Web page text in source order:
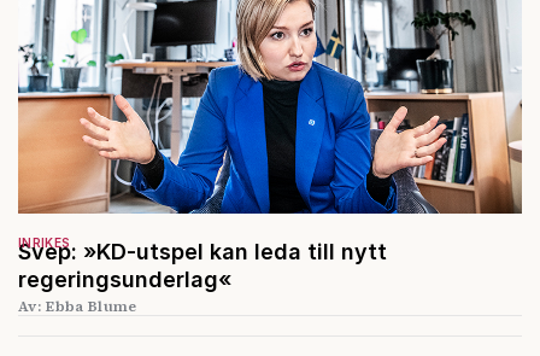
Svep: »KD-utspel kan leda till nytt
regeringsunderlag«
INRIKES
Av: Ebba Blume